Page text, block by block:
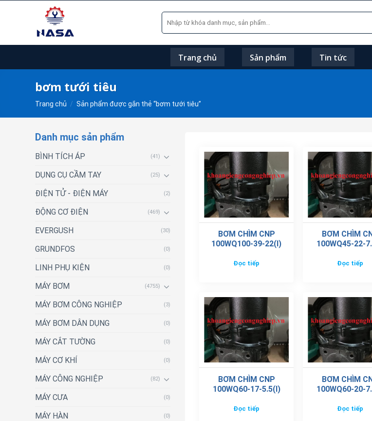
Tìm
kiếm:
Trang chủ Sản phẩm Tin tức
bơm tưới tiêu
Trang chủ / Sản phẩm được gắn thẻ “bơm tưới tiêu”
Danh mục sản phẩm
BÌNH TÍCH ÁP (41)
DỤNG CỤ CẦM TAY (25)
ĐIỆN TỬ - ĐIỆN MÁY (2)
ĐỘNG CƠ ĐIỆN (469)
EVERGUSH (30)
GRUNDFOS (0)
LINH PHỤ KIỆN (0)
MÁY BƠM (4755)
MÁY BƠM CÔNG NGHIỆP (3)
MÁY BƠM DÂN DỤNG (0)
MÁY CẮT TƯỜNG (0)
MÁY CƠ KHÍ (0)
MÁY CÔNG NGHIỆP (82)
MÁY CƯA (0)
MÁY HÀN (0)
BƠM CHÌM CNP
100WQ100-39-22(I)
Đọc tiếp
BƠM CHÌM
100WQ45-22-
Đọc tiếp
BƠM CHÌM CNP
100WQ60-17-5.5(I)
Đọc tiếp
BƠM CHÌM
100WQ60-20-
Đọc tiếp